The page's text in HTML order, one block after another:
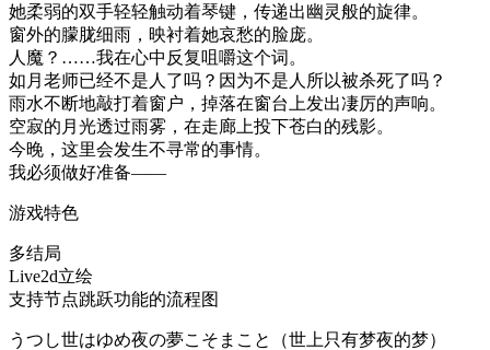
她柔弱的双手轻轻触动着琴键，传递出幽灵般的旋律。
窗外的朦胧细雨，映衬着她哀愁的脸庞。
人魔？……我在心中反复咀嚼这个词。
如月老师已经不是人了吗？因为不是人所以被杀死了吗？
雨水不断地敲打着窗户，掉落在窗台上发出凄厉的声响。
空寂的月光透过雨雾，在走廊上投下苍白的残影。
今晚，这里会发生不寻常的事情。
我必须做好准备——
游戏特色
多结局
Live2d立绘
支持节点跳跃功能的流程图
うつし世はゆめ夜の夢こそまこと（世上只有梦夜的梦）